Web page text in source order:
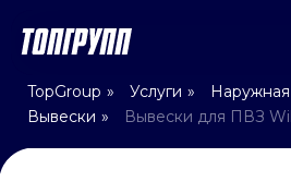
TopGroup » Услуги »
Вывески » Вывески для ПВЗ